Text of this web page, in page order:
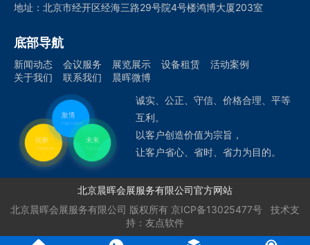
地址：北京市经开区经海三路29号院4号楼鸿博大厦203室
底部导航
新闻动态 会议服务 展览展示 设备租赁
活动案例
关于我们
联系我们
晨晖微博
诚实、公正、守信、价格合理、平等
互利。
以客户创造价值为宗旨，
让客户省心、省时、省力为目的。
北京晨晖会展服务有限公司官方网站
北京晨晖会展服务有限公司 版权所有 京ICP备13025477号
技术支
持： 友点软件